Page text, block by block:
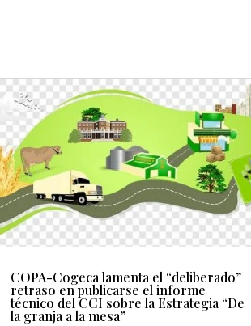
COPA-Cogeca lamenta el “deliberado”
retraso en publicarse el informe
técnico del CCI sobre la Estrategia “De
la granja a la mesa”